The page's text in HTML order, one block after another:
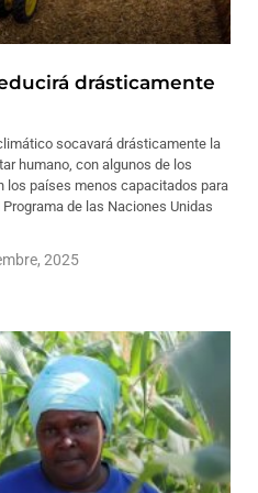
drásticamente
socavará drásticamente la
humano, con algunos de los
los países menos capacitados para
de las Naciones Unidas
2025